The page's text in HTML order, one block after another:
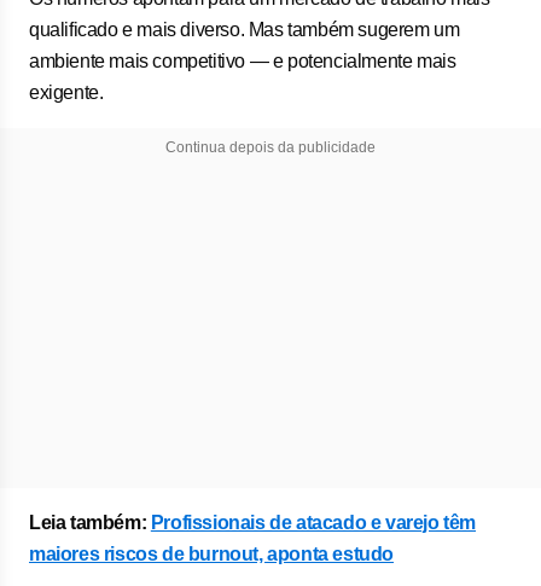
qualificado e mais diverso. Mas também sugerem um
ambiente mais competitivo — e potencialmente mais
exigente.
Continua depois da publicidade
Leia também: Profissionais de atacado e varejo têm
maiores riscos de burnout, aponta estudo